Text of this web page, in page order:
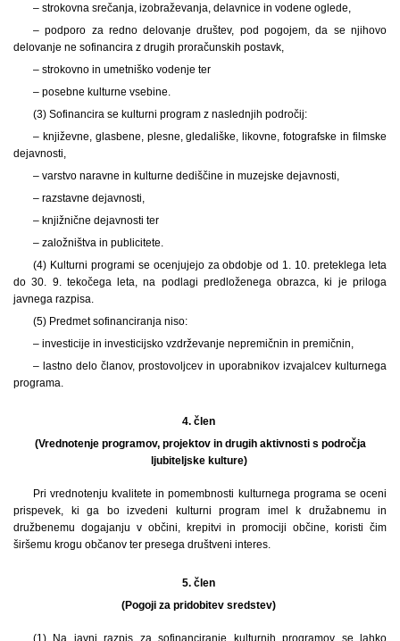
– strokovna srečanja, izobraževanja, delavnice in vodene oglede,
– podporo za redno delovanje društev, pod pogojem, da se njihovo
delovanje ne sofinancira z drugih proračunskih postavk,
– strokovno in umetniško vodenje ter
– posebne kulturne vsebine.
(3) Sofinancira se kulturni program z naslednjih področij:
– književne, glasbene, plesne, gledališke, likovne, fotografske in filmske
dejavnosti,
– varstvo naravne in kulturne dediščine in muzejske dejavnosti,
– razstavne dejavnosti,
– knjižnične dejavnosti ter
– založništva in publicitete.
(4) Kulturni programi se ocenjujejo za obdobje od 1. 10. preteklega leta
do 30. 9. tekočega leta, na podlagi predloženega obrazca, ki je priloga
javnega razpisa.
(5) Predmet sofinanciranja niso:
– investicije in investicijsko vzdrževanje nepremičnin in premičnin,
– lastno delo članov, prostovoljcev in uporabnikov izvajalcev kulturnega
programa.
4. člen
(Vrednotenje programov, projektov in drugih aktivnosti s področja
ljubiteljske kulture)
Pri vrednotenju kvalitete in pomembnosti kulturnega programa se oceni
prispevek, ki ga bo izvedeni kulturni program imel k družabnemu in
družbenemu dogajanju v občini, krepitvi in promociji občine, koristi čim
širšemu krogu občanov ter presega društveni interes.
5. člen
(Pogoji za pridobitev sredstev)
(1) Na javni razpis za sofinanciranje kulturnih programov se lahko